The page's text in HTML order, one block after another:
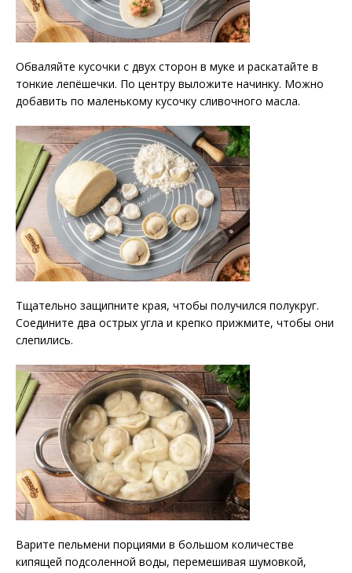
Обваляйте кусочки с двух сторон в муке и раскатайте в
тонкие лепёшечки. По центру выложите начинку. Можно
добавить по маленькому кусочку сливочного масла.
Тщательно защипните края, чтобы получился полукруг.
Соедините два острых угла и крепко прижмите, чтобы они
слепились.
Варите пельмени порциями в большом количестве
кипящей подсоленной воды, перемешивая шумовкой,